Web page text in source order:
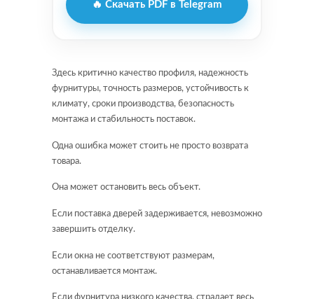
🔥 Скачать PDF в Telegram
Здесь критично качество профиля, надежность
фурнитуры, точность размеров, устойчивость к
климату, сроки производства, безопасность
монтажа и стабильность поставок.
Одна ошибка может стоить не просто возврата
товара.
Она может остановить весь объект.
Если поставка дверей задерживается, невозможно
завершить отделку.
Если окна не соответствуют размерам,
останавливается монтаж.